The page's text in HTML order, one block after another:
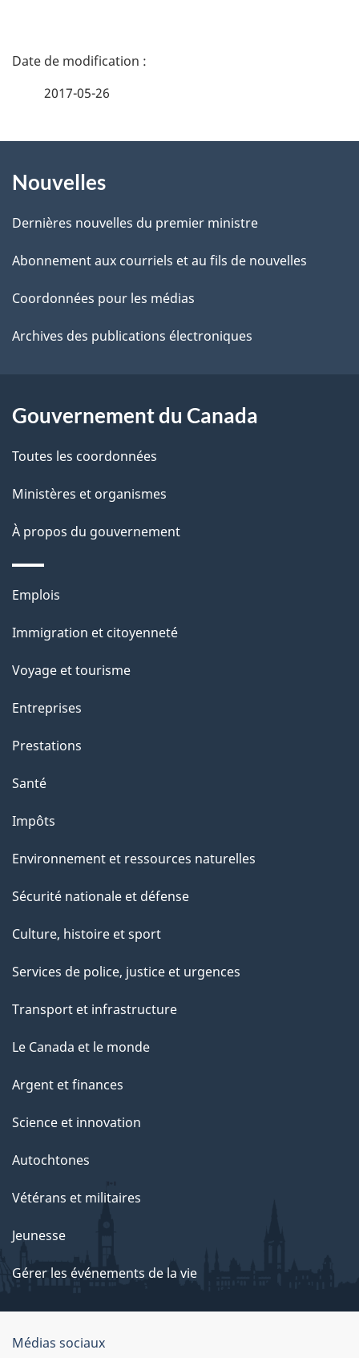
D
i
l
s
d
e
a
p
a
g
e
2017-05-26
propos
de
ce
site
Nouvelles
Dernières nouvelles du premier ministre
Abonnement aux courriels et au fils de nouvelles
Coordonnées pour les médias
Archives des publications électroniques
Gouvernement du Canada
Toutes les coordonnées
Ministères et organismes
À propos du gouvernement
Thèmes
sujets
Emplois
Immigration et citoyenneté
Voyage et tourisme
Entreprises
Prestations
Santé
Impôts
Environnement et ressources naturelles
Sécurité nationale et défense
Culture, histoire et sport
Services de police, justice et urgences
Transport et infrastructure
Le Canada et le monde
Argent et finances
Science et innovation
Autochtones
Vétérans et militaires
Jeunesse
Gérer les événements de la vie
Organisation
Médias sociaux